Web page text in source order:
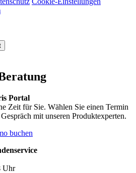
Portal
Zeit für Sie. Wählen Sie einen Termin
mit unseren Produktexperten.
buchen
Uhr